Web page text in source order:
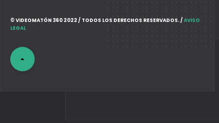
© VIDEOMATÓN 360 2022 / TODOS LOS DERECHOS RESERVADOS. / AVISO
LEGAL